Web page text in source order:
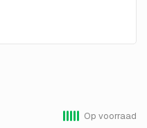
Op voorraad